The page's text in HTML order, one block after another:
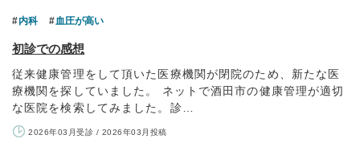
内科 血圧が高い
初診での感想
従来健康管理をして頂いた医療機関が閉院のため、新たな医
療機関を探していました。 ネットで酒田市の健康管理が適切
な医院を検索してみました。診…
2026年03月受診 / 2026年03月投稿